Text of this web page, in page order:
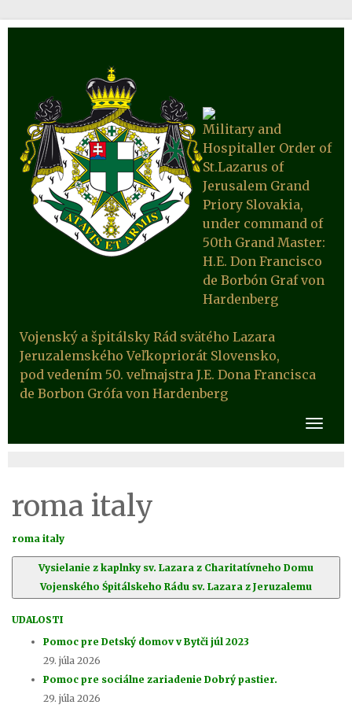
Military and
Hospitaller Order of
St.Lazarus of
Jerusalem Grand
Priory Slovakia,
under command of
50th Grand Master:
H.E. Don Francisco
de Borbón Graf von
Hardenberg
Vojenský a špitálsky Rád svätého Lazara
Jeruzalemského Veľkopriorát Slovensko,
pod vedením 50. veľmajstra J.E. Dona Francisca
de Borbon Grófa von Hardenberg
roma italy
roma italy
Vysielanie z kaplnky sv. Lazara z Charitatívneho Domu
Vojenského Śpitálskeho Rádu sv. Lazara z Jeruzalemu
UDALOSTI
Pomoc pre Detský domov v Bytči júl 2023
29. júla 2026
Pomoc pre sociálne zariadenie Dobrý pastier.
29. júla 2026